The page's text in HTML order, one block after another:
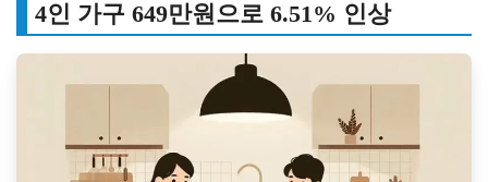
4인 가구 649만원으로 6.51% 인상